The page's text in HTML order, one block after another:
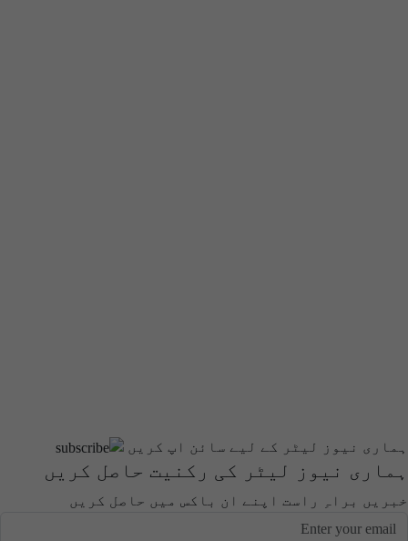
ہماری نیوز لیٹر کے لیے سائن اپ کریں
ہماری نیوز لیٹر کی رکنیت حاصل کریں
خبریں براہِ راست اپنے ان باکس میں حاصل کریں